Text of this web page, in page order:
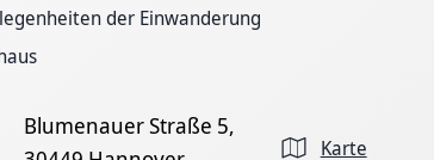
der Einwanderung
Blumenauer Straße 5,
Karte